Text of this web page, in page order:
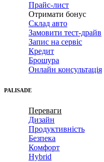
Прайс-лист
Отримати бонус
Склад авто
Замовити тест-драйв
Запис на сервіс
Кредит
Брошура
Онлайн консультація
PALISADE
Переваги
Дизайн
Продуктивність
Безпека
Комфорт
Hybrid